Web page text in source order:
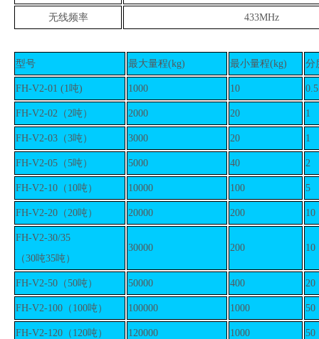
无线频率 433MHz
型号 最大量程(kg) 最小量程(kg) 分
FH-V2-01(1 吨) 1000 10
FH-V2-02 （ 2吨） 2000 20 1
FH-V2-03 （3吨） 3000 20 1
FH-V2-05 （5吨） 5000 40 2
FH-V2-10 （ 10吨） 10000 100 5
FH-V2-20 （ 20吨） 20000 200 10
FH-V2-30/35
（30吨35吨）
30000 200 10
FH-V2-50 （50吨） 50000 400 20
FH-V2-100 （ 100吨） 100000 1000 50
FH-V2-1 20 （ 120吨） 1 20000 1000 50